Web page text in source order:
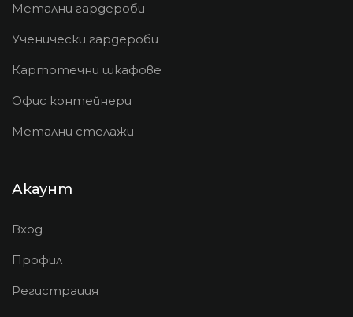
Метални гардероби
Ученически гардероби
Картотечни шкафове
Офис контейнери
Метални стелажи
Акаунт
Вход
Профил
Регистрация